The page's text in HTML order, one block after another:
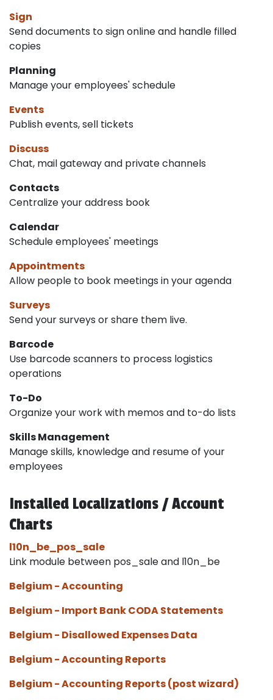
Sign
Send documents to sign online and handle filled
copies
Planning
Manage your employees' schedule
Events
Publish events, sell tickets
Discuss
Chat, mail gateway and private channels
Contacts
Centralize your address book
Calendar
Schedule employees' meetings
Appointments
Allow people to book meetings in your agenda
Surveys
Send your surveys or share them live.
Barcode
Use barcode scanners to process logistics
operations
To-Do
Organize your work with memos and to-do lists
Skills Management
Manage skills, knowledge and resume of your
employees
Installed Localizations / Account
Charts
l10n_be_pos_sale
Link module between pos_sale and l10n_be
Belgium - Accounting
Belgium - Import Bank CODA Statements
Belgium - Disallowed Expenses Data
Belgium - Accounting Reports
Belgium - Accounting Reports (post wizard)